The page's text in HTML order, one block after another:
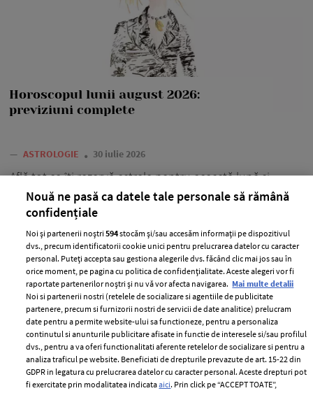
Horoscopul lunii august 2026:
previziuni complete
— ASTROLOGIE 30 iulie 2026
Află tot ce îți rezervă astrele pentru această lună și
descoperă principale previziuni din horoscopul lunii
august 2026.
+ MAI MULTE
Nouă ne pasă ca datele tale personale să rămână
confidențiale
Noi și partenerii noștri594stocăm și/sau accesăm informații pe dispozitivul
dvs., precum identificatorii cookie unici pentru prelucrarea datelor cu caracter
personal. Puteți accepta sau gestiona alegerile dvs. făcând clic mai jos sau în
orice moment, pe pagina cu politica de confidențialitate. Aceste alegeri vor fi
raportate partenerilor noștri și nu vă vor afecta navigarea. Mai multe detalii
Noi si partenerii nostri (retelele de socializare si agentiile de publicitate
partenere, precum si furnizorii nostri de servicii de date analitice) prelucram
date pentru a permite website-ului sa functioneze, pentru a personaliza
continutul si anunturile publicitare afisate in functie de interesele si/sau profilul
dvs., pentru a va oferi functionalitati aferente retelelor de socializare si pentru a
analiza traficul pe website. Beneficiati de drepturile prevazute de art. 15-22 din
GDPR in legatura cu prelucrarea datelor cu caracter personal. Aceste drepturi pot
fi exercitate prin modalitatea indicataaici. Prin click pe “ACCEPT TOATE”,